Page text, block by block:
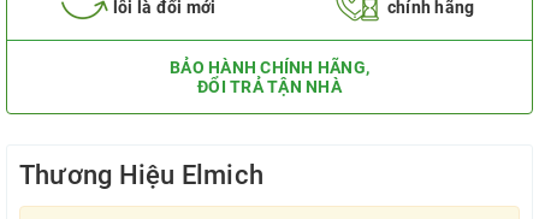
lỗi là đổi mới
chính hãng
BẢO HÀNH CHÍNH HÃNG,
ĐỔI TRẢ TẬN NHÀ
Thương Hiệu Elmich